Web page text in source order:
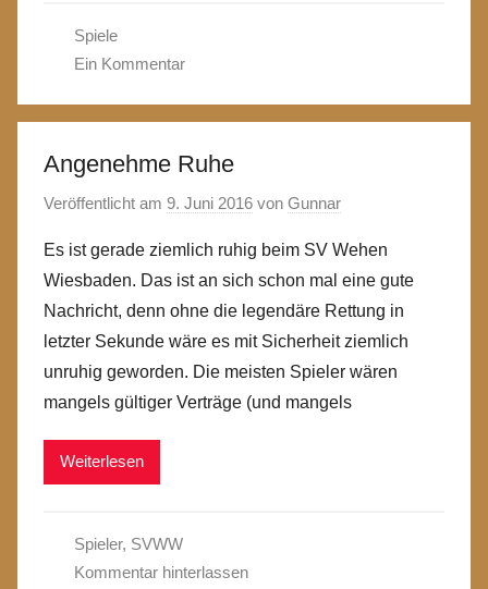
Spiele
Ein Kommentar
Angenehme Ruhe
Veröffentlicht am 9. Juni 2016 von Gunnar
Es ist gerade ziemlich ruhig beim SV Wehen
Wiesbaden. Das ist an sich schon mal eine gute
Nachricht, denn ohne die legendäre Rettung in
letzter Sekunde wäre es mit Sicherheit ziemlich
unruhig geworden. Die meisten Spieler wären
mangels gültiger Verträge (und mangels
Weiterlesen
Spieler, SVWW
Kommentar hinterlassen